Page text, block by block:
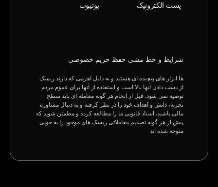
پست الکترونیک
یوتیوب
شرایط و خط‌ مشی حفظ حریم خصوصی
ها ابزار های پیچیده ای هستند و به دلیل اهرمی که دارند ریسک
از دست دادن آنها بالا است و استفاده از آنها برای عموم مردم
توصیه نمی شود. قبل از انجام هر گونه معامله ای باید سطح
تجربه، دانش و اهداف خود را در نظر گرفته و به دنبال مشاوره
مالی باشید. اسناد قانونی ما را مطالعه کرده و مطمئن شوید که
پیش از هر گونه تصمیم معاملاتی ریسک های موجود را به خوبی
متوجه شده اید